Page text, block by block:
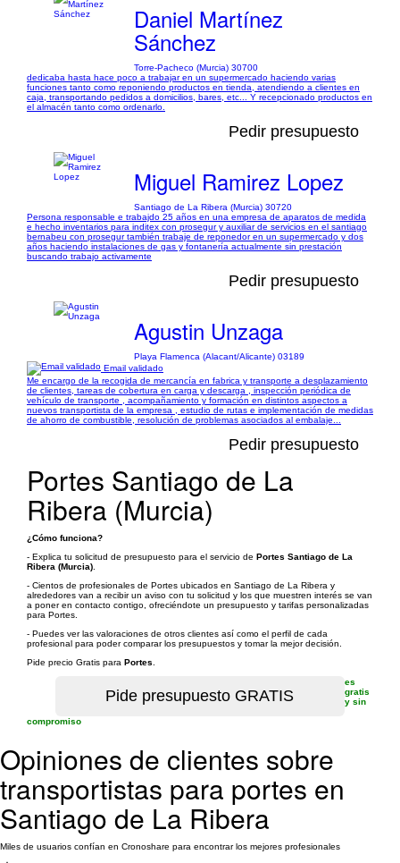
Daniel Martínez
Sánchez
Torre-Pacheco (Murcia) 30700
dedicaba hasta hace poco a trabajar en un supermercado haciendo varias
funciones tanto como reponiendo productos en tienda, atendiendo a clientes en
caja, transportando pedidos a domicilios, bares, etc... Y recepcionado productos en
el almacén tanto como ordenarlo.
Pedir presupuesto
Miguel Ramirez Lopez
Santiago de La Ribera (Murcia) 30720
Persona responsable e trabajdo 25 años en una empresa de aparatos de medida
e hecho inventarios para inditex con prosegur y auxiliar de servicios en el santiago
bernabeu con prosegur también trabaje de reponedor en un supermercado y dos
años haciendo instalaciones de gas y fontanería actualmente sin prestación
buscando trabajo activamente
Pedir presupuesto
Agustin Unzaga
Playa Flamenca (Alacant/Alicante) 03189
Email validado
Me encargo de la recogida de mercancía en fabrica y transporte a desplazamiento
de clientes, tareas de cobertura en carga y descarga , inspección periódica de
vehículo de transporte , acompañamiento y formación en distintos aspectos a
nuevos transportista de la empresa , estudio de rutas e implementación de medidas
de ahorro de combustible, resolución de problemas asociados al embalaje...
Pedir presupuesto
Portes Santiago de La
Ribera (Murcia)
¿Cómo funciona?
- Explica tu solicitud de presupuesto para el servicio de Portes Santiago de La
Ribera (Murcia)
- Cientos de profesionales de Portes ubicados en Santiago de La Ribera y
alrededores van a recibir un aviso con tu solicitud y los que muestren interés se van
a poner en contacto contigo, ofreciéndote un presupuesto y tarifas personalizadas
para Portes.
- Puedes ver las valoraciones de otros clientes así como el perfil de cada
profesional para poder comparar los presupuestos y tomar la mejor decisión.
Pide precio Gratis para Portes
es
gratis
y sin
compromiso
Opiniones de clientes sobre
transportistas para portes en
Santiago de La Ribera
Miles de usuarios confían en Cronoshare para encontrar los mejores profesionales